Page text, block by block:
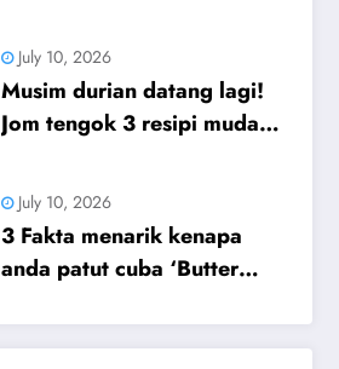
July 10, 2026
Musim durian datang lagi!
Jom tengok 3 resipi mudah
dengan korang hari ni.
July 10, 2026
3 Fakta menarik kenapa
anda patut cuba ‘Butter